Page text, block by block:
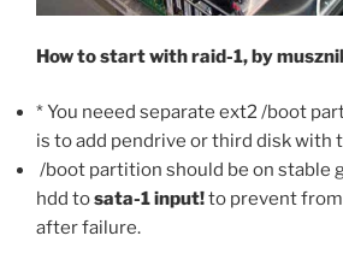
How to start with raid-1, by
* You neeed separate ext2 /boot
is to add pendrive or third disk with
/boot partition should be on stable
hdd tosata-1 input!to prevent
after failure.